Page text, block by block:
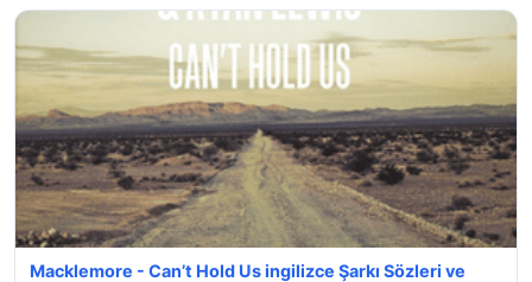
Macklemore - Can’t Hold Us ingilizce Şarkı Sözleri ve